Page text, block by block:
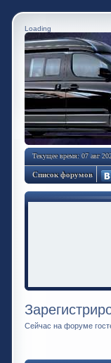
Loading
Текущее время: 07 авг
Список форумов
Сейчас на форуме